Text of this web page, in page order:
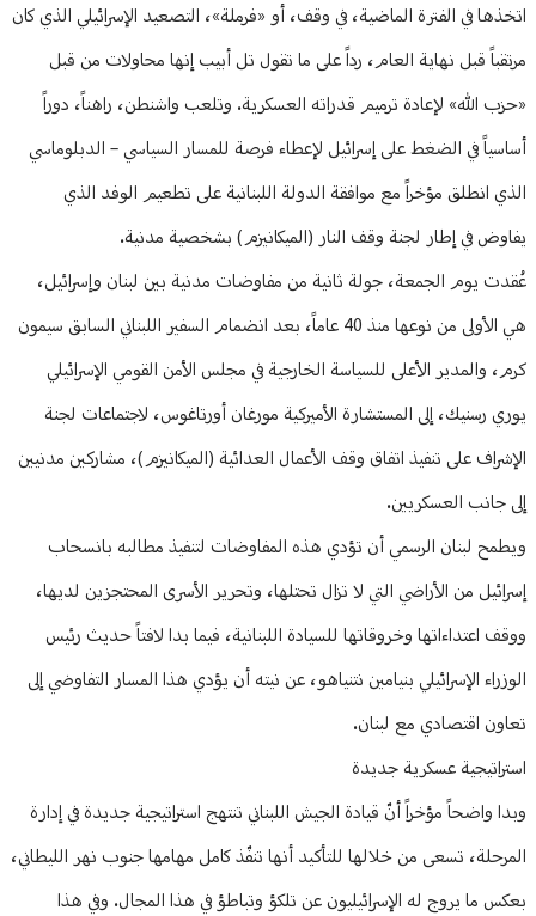
اتخذها في الفترة الماضية، في وقف، أو «فرملة»، التصعيد الإسرائيلي الذي كان
مرتقباً قبل نهاية العام، رداً على ما تقول تل أبيب إنها محاولات من قبل
«حزب الله» لإعادة ترميم قدراته العسكرية. وتلعب واشنطن، راهناً، دوراً
أساسياً في الضغط على إسرائيل لإعطاء فرصة للمسار السياسي – الدبلوماسي
الذي انطلق مؤخراً مع موافقة الدولة اللبنانية على تطعيم الوفد الذي
يفاوض في إطار لجنة وقف النار (الميكانيزم) بشخصية مدنية.
عُقدت يوم الجمعة، جولة ثانية من مفاوضات مدنية بين لبنان وإسرائيل،
هي الأولى من نوعها منذ 40 عاماً، بعد انضمام السفير اللبناني السابق سيمون
كرم، والمدير الأعلى للسياسة الخارجية في مجلس الأمن القومي الإسرائيلي
يوري رسنيك، إلى المستشارة الأميركية مورغان أورتاغوس، لاجتماعات لجنة
الإشراف على تنفيذ اتفاق وقف الأعمال العدائية (الميكانيزم)، مشاركين مدنيين
إلى جانب العسكريين.
ويطمح لبنان الرسمي أن تؤدي هذه المفاوضات لتنفيذ مطالبه بانسحاب
إسرائيل من الأراضي التي لا تزال تحتلها، وتحرير الأسرى المحتجزين لديها،
ووقف اعتداءاتها وخروقاتها للسيادة اللبنانية، فيما بدا لافتاً حديث رئيس
الوزراء الإسرائيلي بنيامين نتنياهو، عن نيته أن يؤدي هذا المسار التفاوضي إلى
تعاون اقتصادي مع لبنان.
استراتيجية عسكرية جديدة
وبدا واضحاً مؤخراً أنّ قيادة الجيش اللبناني تنتهج استراتيجية جديدة في إدارة
المرحلة، تسعى من خلالها للتأكيد أنها تنفّذ كامل مهامها جنوب نهر الليطاني،
بعكس ما يروج له الإسرائيليون عن تلكؤ وتباطؤ في هذا المجال. وفي هذا